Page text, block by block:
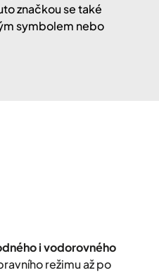
značkou se také
symbolem nebo
i vodorovného
režimu až po